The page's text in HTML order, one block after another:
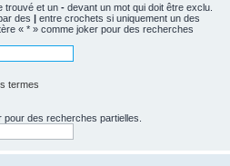
trouvé et un - devant un mot qui doit être exclu.
des | entre crochets si uniquement un des
« * » comme joker pour des recherches
termes
des recherches partielles.